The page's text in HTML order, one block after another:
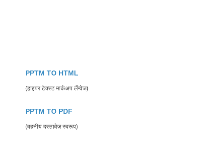
PPTM TO HTML
(हाइपर टेक्स्ट मार्कअप लैंग्वेज)
PPTM TO PDF
(वहनीय दस्तावेज़ स्वरूप)